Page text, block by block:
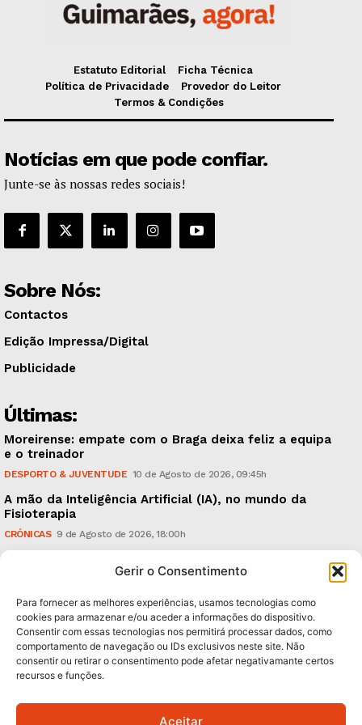
Gerir o Consentimento
Para fornecer as melhores experiências, usamos tecnologias como
cookies para armazenar e/ou aceder a informações do dispositivo.
Consentir com essas tecnologias nos permitirá processar dados, como
comportamento de navegação ou IDs exclusivos neste site. Não
consentir ou retirar o consentimento pode afetar negativamante certos
recursos e funções.
Aceitar
Estatuto Editorial
Ficha Técnica
Política de Privacidade
Provedor do Leitor
Termos & Condições
Notícias em que pode confiar.
Junte-se às nossas redes sociais!
Sobre Nós:
Contactos
Edição Impressa/Digital
Publicidade
Últimas:
Moreirense: empate com o Braga deixa feliz a equipa
e o treinador
DESPORTO & JUVENTUDE 10 de Agosto de 2026, 09:45h
A mão da Inteligência Artificial (IA), no mundo da
Fisioterapia
CRÓNICAS 9 de Agosto de 2026, 18:00h
18.926 espectadores
Subscreva Newsletter: